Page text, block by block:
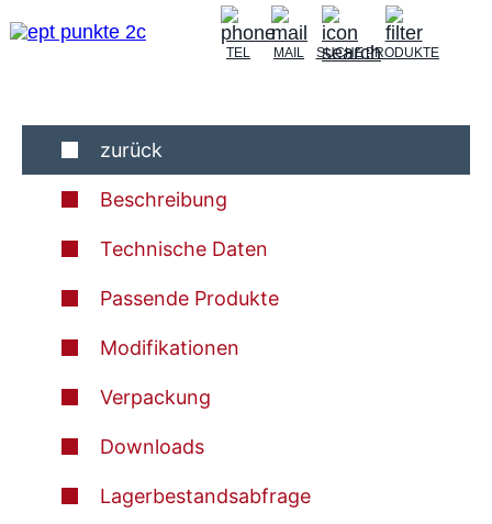
TEL MAIL SUCHEPRODUKTE
zurück
Beschreibung
Technische Daten
Passende Produkte
Modifikationen
Verpackung
Downloads
Lagerbestandsabfrage